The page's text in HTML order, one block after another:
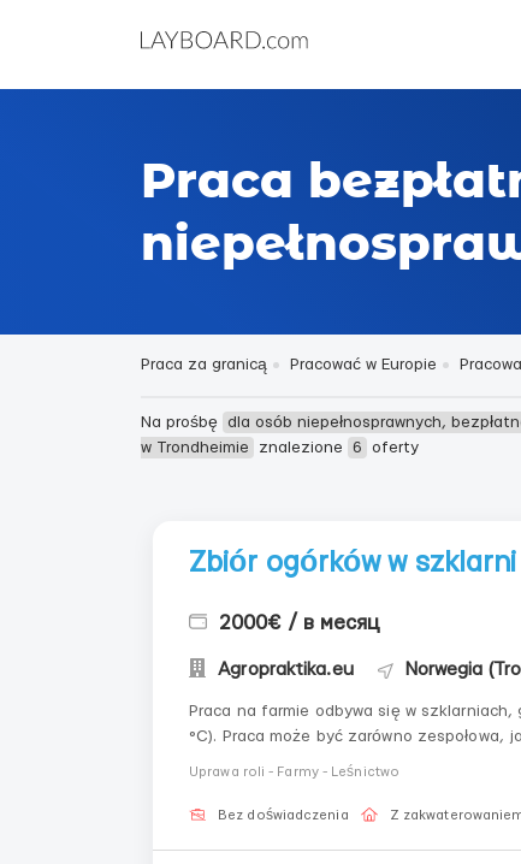
Praca
Praca za granicą Pracować w Europie
Na prośbę dla osób niepełnosprawnych,
w Trondheimie
znalezione 6 oferty
Zbiór ogórków w szklarni
2000€ / в месяц
Agropraktika.eu Norwegia
Praca na farmie odbywa się w
°C). Praca może być zarówno zespołowa,
sadzonek.Pielęgnacja warzyw —
Uprawa roli - Farmy - Leśnictwo
Bez doświadczenia Z